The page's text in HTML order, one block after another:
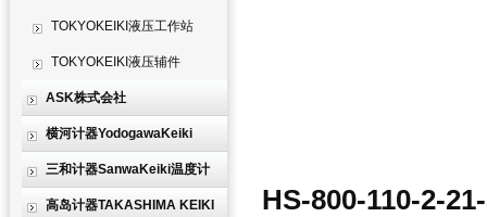
TOKYOKEIKI液压工作站
TOKYOKEIKI液压辅件
ASK株式会社
横河计器YodogawaKeiki
三和计器SanwaKeiki温度计
高岛计器TAKASHIMA KEIKI
HS-800-110-2-